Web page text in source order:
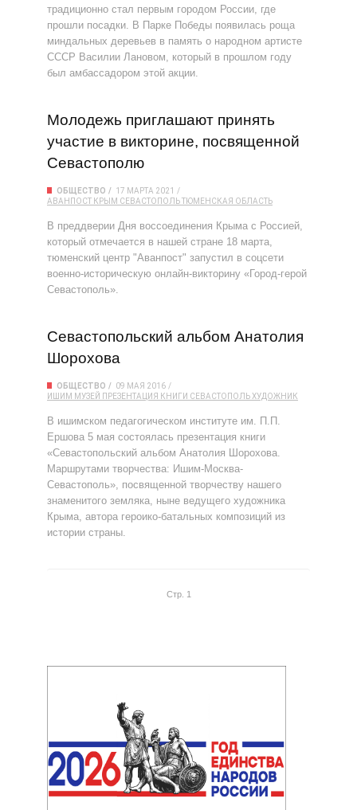
традиционно стал первым городом России, где
прошли посадки. В Парке Победы появилась роща
миндальных деревьев в память о народном артисте
СССР Василии Лановом, который в прошлом году
был амбассадором этой акции.
Молодежь приглашают принять
участие в викторине, посвященной
Севастополю
ОБЩЕСТВО
17 МАРТА 2021
АВАНПОСТ КРЫМ СЕВАСТОПОЛЬТЮМЕНСКАЯ ОБЛАСТЬ
В преддверии Дня воссоединения Крыма с Россией,
который отмечается в нашей стране 18 марта,
тюменский центр "Аванпост" запустил в соцсети
военно-историческую онлайн-викторину «Город-герой
Севастополь».
Севастопольский альбом Анатолия
Шорохова
ОБЩЕСТВО
09 МАЯ 2016
ИШИМ МУЗЕЙ ПРЕЗЕНТАЦИЯ КНИГИ СЕВАСТОПОЛЬХУДОЖНИК
В ишимском педагогическом институте им. П.П.
Ершова 5 мая состоялась презентация книги
«Севастопольский альбом Анатолия Шорохова.
Маршрутами творчества: Ишим-Москва-
Севастополь», посвященной творчеству нашего
знаменитого земляка, ныне ведущего художника
Крыма, автора героико-батальных композиций из
истории страны.
Стр. 1